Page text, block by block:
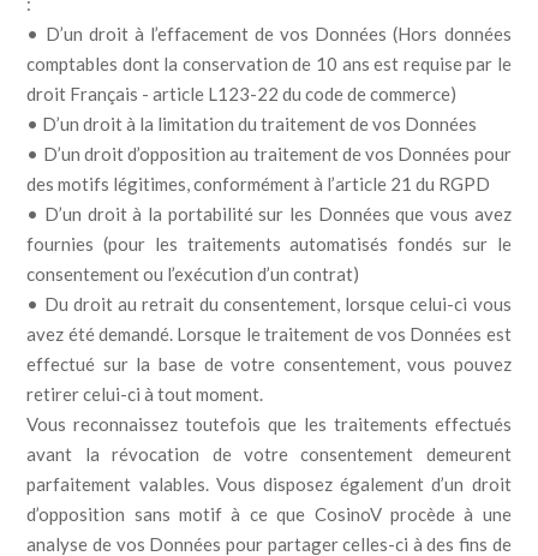
• D’un droit à l’effacement de vos Données (Hors données
comptables dont la conservation de 10 ans est requise par le
droit Français - article L123-22 du code de commerce)
• D’un droit à la limitation du traitement de vos Données
• D’un droit d’opposition au traitement de vos Données pour
des motifs légitimes, conformément à l’article 21 du RGPD
• D’un droit à la portabilité sur les Données que vous avez
fournies (pour les traitements automatisés fondés sur le
consentement ou l’exécution d’un contrat)
• Du droit au retrait du consentement, lorsque celui-ci vous
avez été demandé. Lorsque le traitement de vos Données est
effectué sur la base de votre consentement, vous pouvez
retirer celui-ci à tout moment.
Vous reconnaissez toutefois que les traitements effectués
avant la révocation de votre consentement demeurent
parfaitement valables. Vous disposez également d’un droit
d’opposition sans motif à ce que CosinoV procède à une
analyse de vos Données pour partager celles-ci à des fins de